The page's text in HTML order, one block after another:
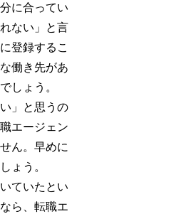
に合ってい
ない」と言
登録するこ
働き先があ
しょう。
」と思うの
エージェン
ん。早めに
ょう。
ていたとい
ら、転職エ